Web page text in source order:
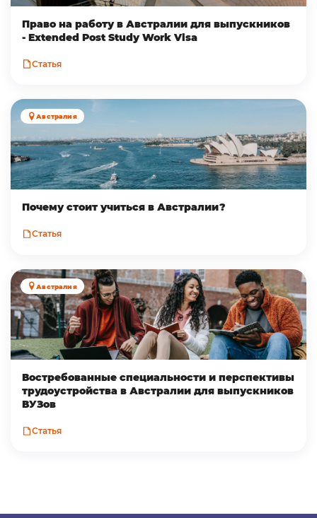
Право на работу в Австралии для выпускников
- Extended Post Study Work Visa
Статья
Австралия
Почему стоит учиться в Австралии?
Статья
Австралия
Востребованные специальности и перспективы
трудоустройства в Австралии для выпускников
ВУЗов
Статья